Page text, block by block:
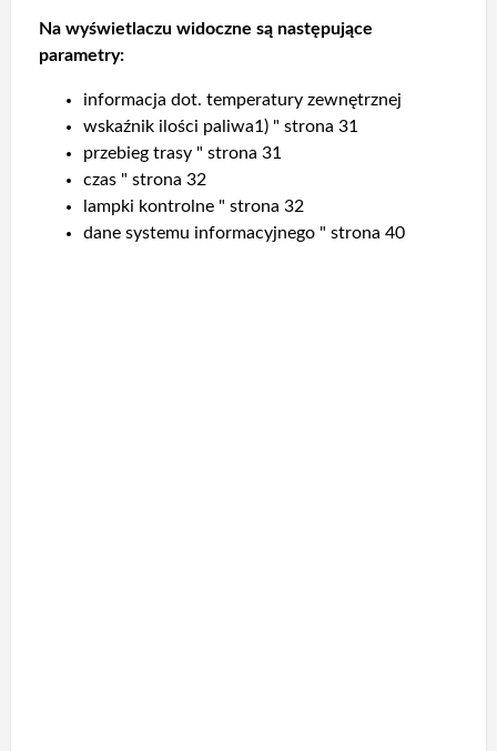
Na wyświetlaczu widoczne są następujące
parametry:
informacja dot. temperatury zewnętrznej
wskaźnik ilości paliwa1) " strona 31
przebieg trasy " strona 31
czas " strona 32
lampki kontrolne " strona 32
dane systemu informacyjnego " strona 40